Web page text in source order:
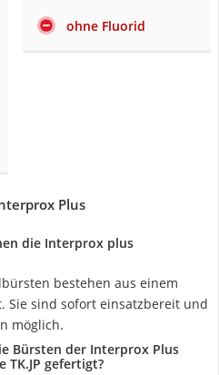
ohne Fluorid
Plus
die Interprox plus
bestehen aus einem
Sie sind sofort einsatzbereit und
möglich.
Bürsten der Interprox Plus
gefertigt?